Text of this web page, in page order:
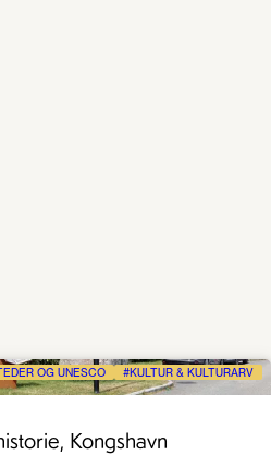
OG UNESCO
KULTUR & KULTURARV
Kongshavn